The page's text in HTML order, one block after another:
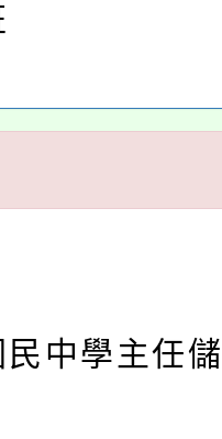
民中學主任